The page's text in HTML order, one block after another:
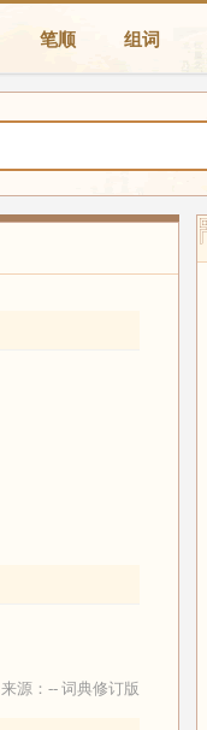
笔顺 组词
来源：-- 词典修订版